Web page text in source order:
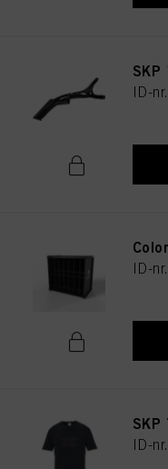
ID-
ID-
SKP
ID-